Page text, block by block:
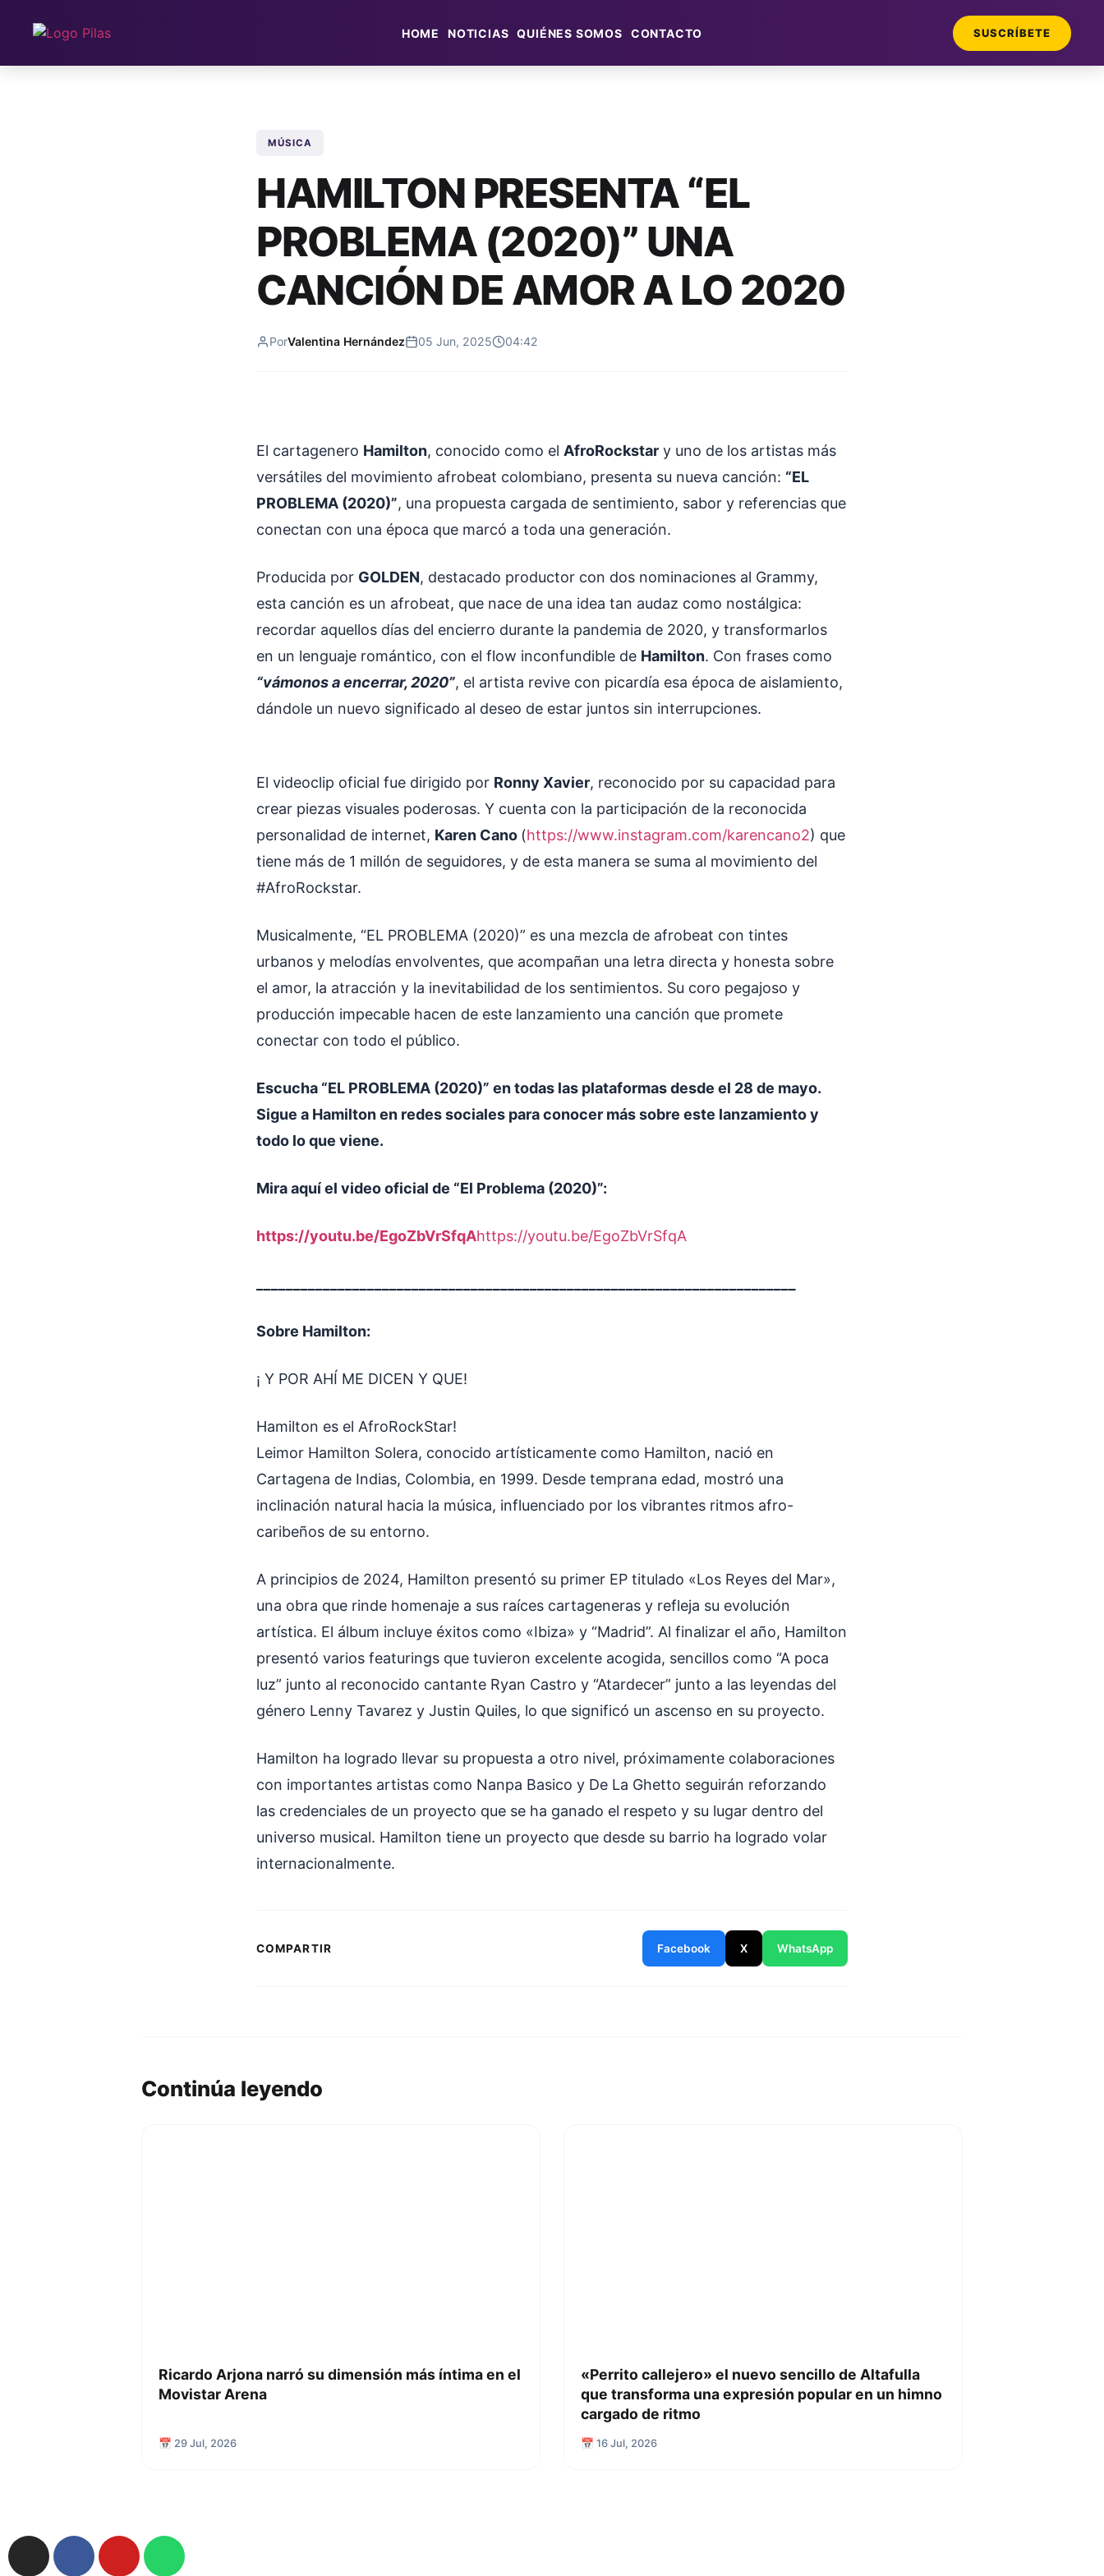
HOME NOTICIAS QUIÉNES SOMOS CONTACTO SUSCRÍBETE
MÚSICA
HAMILTON PRESENTA “EL
PROBLEMA (2020)” UNA
CANCIÓN DE AMOR A LO 2020
PorValentina Hernández 05 Jun, 2025 04:42
El cartagenero Hamilton, conocido como el AfroRockstar y uno de los artistas más
versátiles del movimiento afrobeat colombiano, presenta su nueva canción: “EL
PROBLEMA (2020)”, una propuesta cargada de sentimiento, sabor y referencias que
conectan con una época que marcó a toda una generación.
Producida por GOLDEN, destacado productor con dos nominaciones al Grammy,
esta canción es un afrobeat, que nace de una idea tan audaz como nostálgica:
recordar aquellos días del encierro durante la pandemia de 2020, y transformarlos
en un lenguaje romántico, con el flow inconfundible de Hamilton. Con frases como
“vámonos a encerrar, 2020”, el artista revive con picardía esa época de aislamiento,
dándole un nuevo significado al deseo de estar juntos sin interrupciones.
El videoclip oficial fue dirigido por Ronny Xavier, reconocido por su capacidad para
crear piezas visuales poderosas. Y cuenta con la participación de la reconocida
personalidad de internet, Karen Cano (https://www.instagram.com/karencano2) que
tiene más de 1 millón de seguidores, y de esta manera se suma al movimiento del
#AfroRockstar.
Musicalmente, “EL PROBLEMA (2020)” es una mezcla de afrobeat con tintes
urbanos y melodías envolventes, que acompañan una letra directa y honesta sobre
el amor, la atracción y la inevitabilidad de los sentimientos. Su coro pegajoso y
producción impecable hacen de este lanzamiento una canción que promete
conectar con todo el público.
Escucha “EL PROBLEMA (2020)” en todas las plataformas desde el 28 de mayo.
Sigue a Hamilton en redes sociales para conocer más sobre este lanzamiento y
todo lo que viene.
Mira aquí el video oficial de “El Problema (2020)”:
https://youtu.be/EgoZbVrSfqAhttps://youtu.be/EgoZbVrSfqA
Sobre Hamilton:
¡ Y POR AHÍ ME DICEN Y QUE!
Hamilton es el AfroRockStar!
Leimor Hamilton Solera, conocido artísticamente como Hamilton, nació en
Cartagena de Indias, Colombia, en 1999. Desde temprana edad, mostró una
inclinación natural hacia la música, influenciado por los vibrantes ritmos afro-
caribeños de su entorno.
A principios de 2024, Hamilton presentó su primer EP titulado «Los Reyes del Mar»,
una obra que rinde homenaje a sus raíces cartageneras y refleja su evolución
artística. El álbum incluye éxitos como «Ibiza» y “Madrid”. Al finalizar el año, Hamilton
presentó varios featurings que tuvieron excelente acogida, sencillos como “A poca
luz” junto al reconocido cantante Ryan Castro y “Atardecer” junto a las leyendas del
género Lenny Tavarez y Justin Quiles, lo que significó un ascenso en su proyecto.
Hamilton ha logrado llevar su propuesta a otro nivel, próximamente colaboraciones
con importantes artistas como Nanpa Basico y De La Ghetto seguirán reforzando
las credenciales de un proyecto que se ha ganado el respeto y su lugar dentro del
universo musical. Hamilton tiene un proyecto que desde su barrio ha logrado volar
internacionalmente.
COMPARTIR Facebook X WhatsApp
Continúa leyendo
Ricardo Arjona narró su dimensión más íntima en el
Movistar Arena
📅 29 Jul, 2026
«Perrito callejero» el nuevo sencillo de Altafulla
que transforma una expresión popular en un himno
cargado de ritmo
📅 16 Jul, 2026